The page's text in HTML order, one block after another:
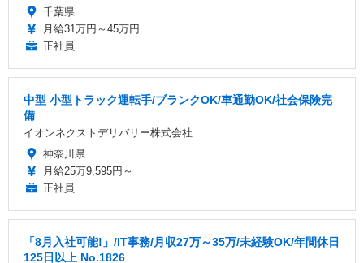
千葉県
月給31万円～45万円
正社員
中型 小型トラック運転手/ブランクOK/車通勤OK/社会保険完
備
イオンネクストデリバリー株式会社
神奈川県
月給25万9,595円～
正社員
「8月入社可能!」/IT事務/月収27万～35万/未経験OK/年間休日
125日以上 No.1826